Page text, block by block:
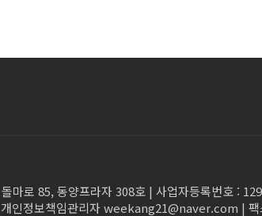
마로 85, 동양프라자 308호 | 사업자등록번호 :
인정보책임관리자 weekang21@naver.com |